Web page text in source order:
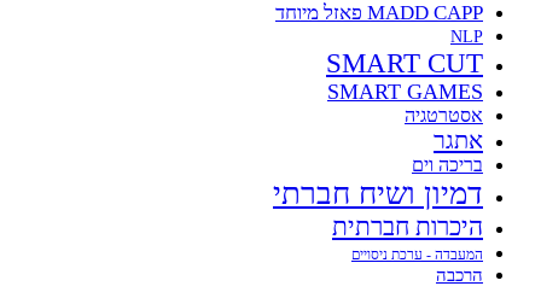
MADD CAPP פאזל מיוחד
NLP
SMART CUT
SMART GAMES
אסטרטגיה
אתגר
בריכה וים
דמיון ושיח חברתי
היכרות חברתית
המעבדה - ערכת ניסויים
הרכבה